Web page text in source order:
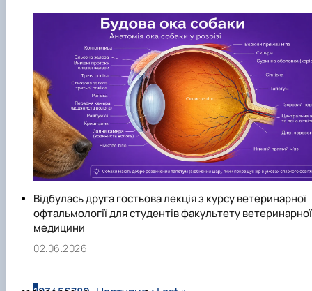
Відбулась друга гостьова лекція з курсу ветеринарної
офтальмології для студентів факультету ветеринарної
медицини
02.06.2026